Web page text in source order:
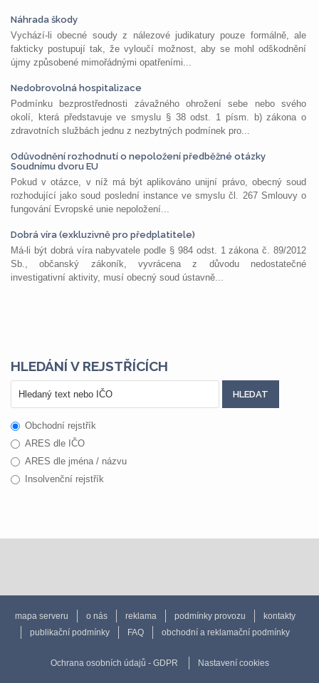
Náhrada škody
Vychází-li obecné soudy z nálezové judikatury pouze formálně, ale
fakticky postupují tak, že vyloučí možnost, aby se mohl odškodnění
újmy způsobené mimořádnými opatřeními...
Nedobrovolná hospitalizace
Podmínku bezprostřednosti závažného ohrožení sebe nebo svého
okolí, která představuje ve smyslu § 38 odst. 1 písm. b) zákona o
zdravotních službách jednu z nezbytných podmínek pro...
Odůvodnění rozhodnutí o nepoložení předběžné otázky
Soudnímu dvoru EU
Pokud v otázce, v níž má být aplikováno unijní právo, obecný soud
rozhodující jako soud poslední instance ve smyslu čl. 267 Smlouvy o
fungování Evropské unie nepoložení...
Dobrá víra (exkluzivně pro předplatitele)
Má-li být dobrá víra nabyvatele podle § 984 odst. 1 zákona č. 89/2012
Sb., občanský zákoník, vyvrácena z důvodu nedostatečné
investigativní aktivity, musí obecný soud ústavně...
HLEDÁNÍ V REJSTŘÍCÍCH
Obchodní rejstřík
ARES dle IČO
ARES dle jména / názvu
Insolvenční rejstřík
mapa serveru o nás reklama podmínky provozu
kontakty
publikační podmínky
FAQ obchodní a reklamační podmínky
Ochrana osobních údajů - GDPR Nastavení cookies